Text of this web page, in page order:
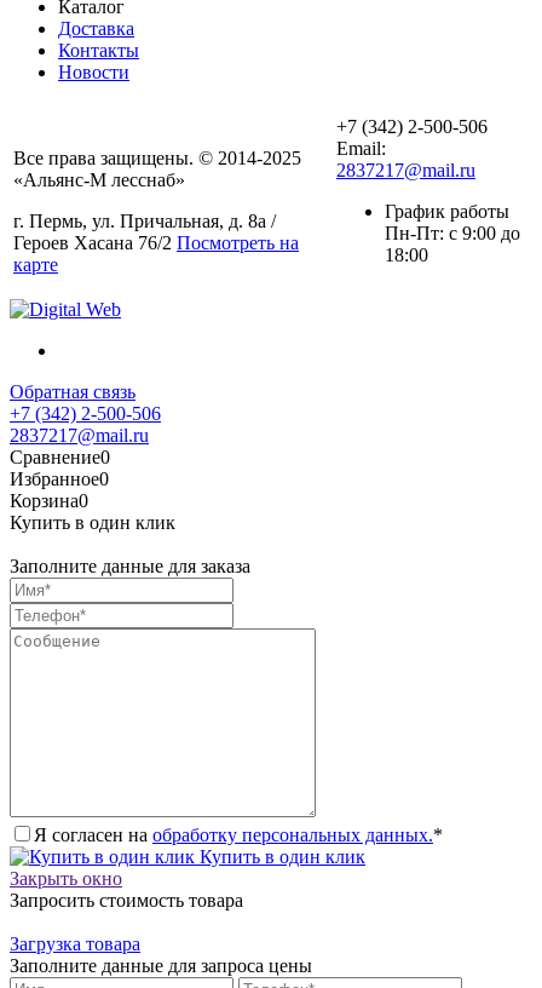
Каталог
Доставка
Контакты
Новости
Все права защищены. © 2014-2025
«Альянс-М лесснаб»
г. Пермь, ул. Причальная, д. 8а /
Героев Хасана 76/2 Посмотреть на
карте
+7 (342) 2-500-506
Email:
2837217@mail.ru
График работы
Пн-Пт: с 9:00 до
18:00
Обратная связь
+7 (342) 2-500-506
2837217@mail.ru
Сравнение0
Избранное0
Корзина0
Купить в один клик
Заполните данные для заказа
Я согласен на обработку персональных данных.*
Купить в один клик
Закрыть окно
Запросить стоимость товара
Загрузка товара
Заполните данные для запроса цены